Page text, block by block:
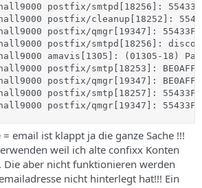
postfix/smtpd[18256]:
postfix/cleanup[18252]:
postfix/qmgr[19347]:
postfix/smtpd[18256]:
amavis[1305]: (01305-18)
postfix/smtp[18253]:
postfix/qmgr[19347]:
postfix/smtp[18257]:
postfix/qmgr[19347]:
email ist klappt ja die ganze Sache !!!
weil ich alte confixx Konten
aber nicht funktionieren werden
nicht hinterlegt hat!!! Ein